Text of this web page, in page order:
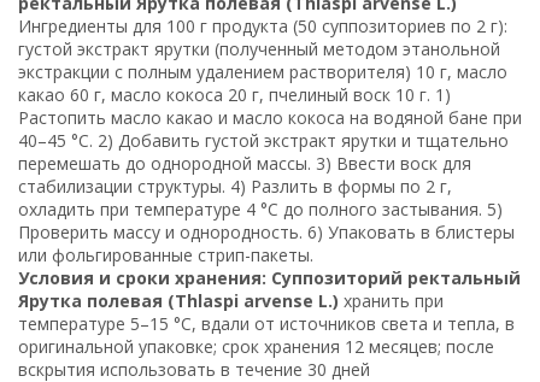
Ингредиенты для 100 г продукта (50 суппозиториев по 2 г):
густой экстракт ярутки (полученный методом этанольной
экстракции с полным удалением растворителя) 10 г, масло
какао 60 г, масло кокоса 20 г, пчелиный воск 10 г. 1)
Растопить масло какао и масло кокоса на водяной бане при
40–45 °C. 2) Добавить густой экстракт ярутки и тщательно
перемешать до однородной массы. 3) Ввести воск для
стабилизации структуры. 4) Разлить в формы по 2 г,
охладить при температуре 4 °C до полного застывания. 5)
Проверить массу и однородность. 6) Упаковать в блистеры
или фольгированные стрип-пакеты.
Условия и сроки хранения: Суппозиторий ректальный
Ярутка полевая (Thlaspi arvense L.) хранить при
температуре 5–15 °C, вдали от источников света и тепла, в
оригинальной упаковке; срок хранения 12 месяцев; после
вскрытия использовать в течение 30 дней